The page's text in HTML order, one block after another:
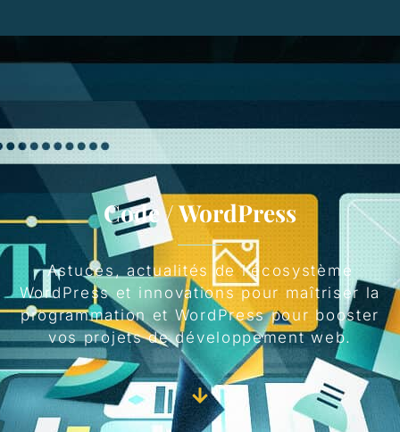
Code / WordPress
Astuces, actualités de l’écosystème
WordPress et innovations pour maîtriser la
programmation et WordPress pour booster
vos projets de développement web.